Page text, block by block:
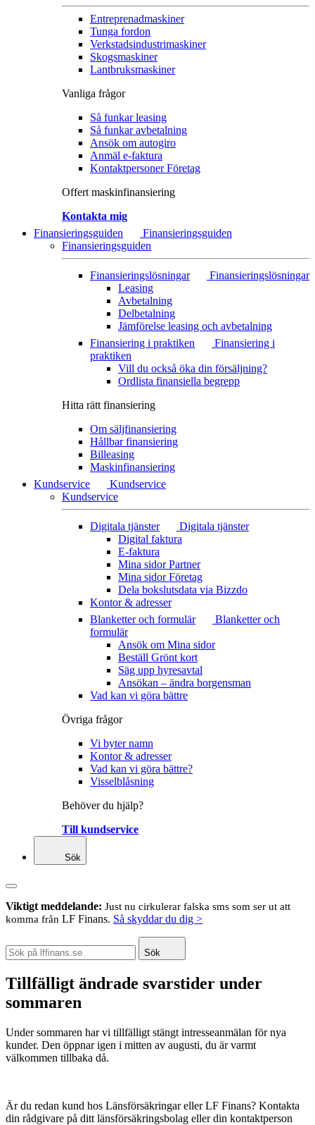
Entreprenadmaskiner
Tunga fordon
Verkstadsindustrimaskiner
Skogsmaskiner
Lantbruksmaskiner
Vanliga frågor
Så funkar leasing
Så funkar avbetalning
Ansök om autogiro
Anmäl e-faktura
Kontaktpersoner Företag
Offert maskinfinansiering
Kontakta mig
Finansieringsguiden
Finansieringsguiden
Finansieringsguiden
Finansieringslösningar
Finansieringslösningar
Leasing
Avbetalning
Delbetalning
Jämförelse leasing och avbetalning
Finansiering i praktiken
Finansiering i
praktiken
Vill du också öka din försäljning?
Ordlista finansiella begrepp
Hitta rätt finansiering
Om säljfinansiering
Hållbar finansiering
Billeasing
Maskinfinansiering
Kundservice
Kundservice
Kundservice
Digitala tjänster
Digitala tjänster
Digital faktura
E-faktura
Mina sidor Partner
Mina sidor Företag
Dela bokslutsdata via Bizzdo
Kontor & adresser
Blanketter och formulär
Blanketter och
formulär
Ansök om Mina sidor
Beställ Grönt kort
Säg upp hyresavtal
Ansökan – ändra borgensman
Vad kan vi göra bättre
Övriga frågor
Vi byter namn
Kontor & adresser
Vad kan vi göra bättre?
Visselblåsning
Behöver du hjälp?
Till kundservice
Sök
Viktigt meddelande: Just nu cirkulerar falska sms som ser ut att
komma från LF Finans. Så skyddar du dig >
Sök
Tillfälligt ändrade svarstider under
sommaren
Under sommaren har vi tillfälligt stängt intresseanmälan för nya
kunder. Den öppnar igen i mitten av augusti, du är varmt
välkommen tillbaka då.
Är du redan kund hos Länsförsäkringar eller LF Finans? Kontakta
din rådgivare på ditt länsförsäkringsbolag eller din kontaktperson